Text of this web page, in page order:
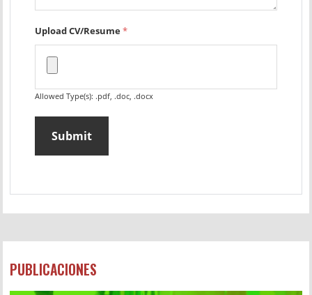
Upload CV/Resume*
Allowed Type(s): .pdf, .doc, .docx
PUBLICACIONES